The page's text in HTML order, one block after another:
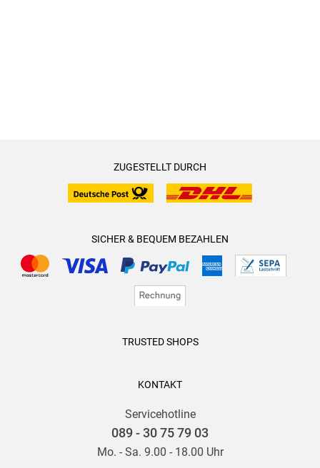
ZUGESTELLT DURCH
SICHER & BEQUEM BEZAHLEN
TRUSTED SHOPS
KONTAKT
Servicehotline
089 - 30 75 79 03
Mo. - Sa. 9.00 - 18.00 Uhr